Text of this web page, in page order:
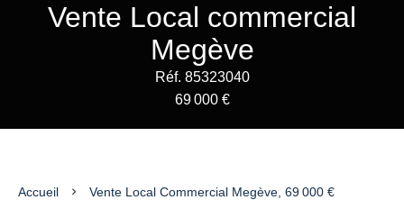
Vente Local commercial
Megève
Réf. 85323040
69 000 €
Accueil Vente Local Commercial Megève, 69 000 €